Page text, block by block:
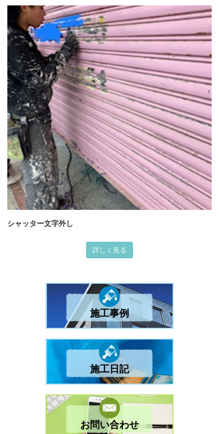
シャッター文字外し
詳しく見る
施工事例
施工日記
お問い合わせ